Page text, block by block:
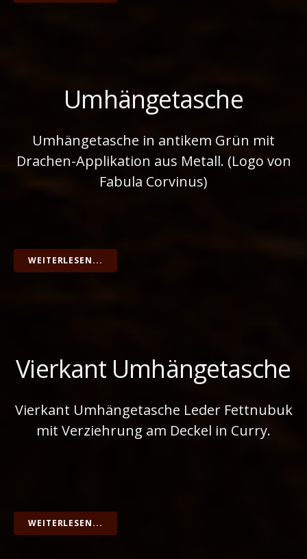
Umhängetasche
Umhängetasche in antikem Grün mit
Drachen-Applikation aus Metall. (Logo von
Fabula Corvinus)
WEITERLESEN...
Vierkant Umhängetasche
Vierkant Umhängetasche Leder Fettnubuk
mit Verziehrung am Deckel in Curry.
WEITERLESEN...